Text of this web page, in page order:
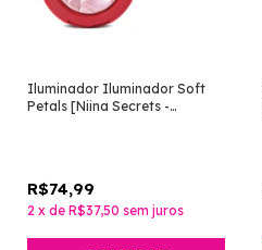
Iluminador Iluminador Soft
Petals [Niina Secrets -
R$74,99
2 x de R$37,50 sem juros